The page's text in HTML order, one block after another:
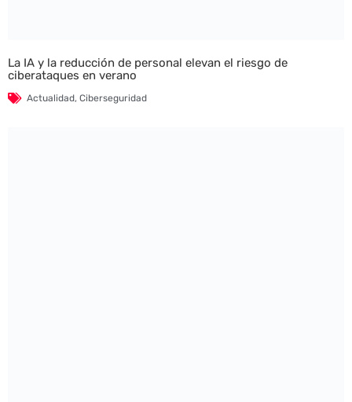
La IA y la reducción de personal elevan el riesgo de
ciberataques en verano
Actualidad, Ciberseguridad